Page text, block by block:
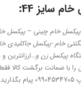
سایز 44 :
پیکسل خامچینی –پیکسل
خام -پیکسل جاکلیدی
پیکسل زن و…ارزانترین
با ضمانت برگشت کالا